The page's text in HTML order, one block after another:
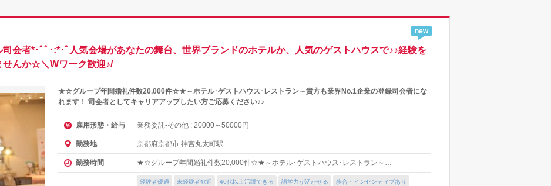
new
司会者*･ﾟﾟ･:*･ﾟ人気会場があなたの舞台、世界ブランドのホテルか、人気のゲストハウスで♪♪経験を
せんか☆＼Wワーク歓迎♪/
★☆グループ年間婚礼件数20,000件☆★～ホテル･ゲストハウス･レストラン～貴方も業界No.1企業の登録司会者にな
れます！ 司会者としてキャリアアップしたい方ご応募ください♪♪
雇用形態・給与 業務委託-その他 : 20000～50000円
勤務地 京都府京都市 神宮丸太町駅
勤務時間 ★☆グループ年間婚礼件数20,000件☆★～ホテル･ゲストハウス･レストラン～…
経験者優遇 未経験者歓迎 40代以上活躍できる 語学力が活かせる 歩合・インセンティブあり